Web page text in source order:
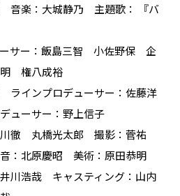
音楽：大城静乃 主題歌： 『バ
ーサー：飯島三智 小佐野保 企
権八成裕
ラインプロデューサー：佐藤洋
ーサー：野上信子
川徹 丸橋光太郎 撮影：菅祐
：北原慶昭 美術：原田恭明
川浩哉 キャスティング：山内